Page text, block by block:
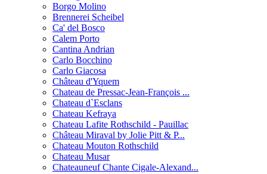
Borgo Molino
Brennerei Scheibel
Ca' del Bosco
Calem Porto
Cantina Andrian
Carlo Bocchino
Carlo Giacosa
Château d'Yquem
Chateau de Pressac-Jean-François ...
Chateau d`Esclans
Chateau Kefraya
Chateau Lafite Rothschild - Pauillac
Château Miraval by Jolie Pitt & P...
Chateau Mouton Rothschild
Chateau Musar
Chateauneuf Chante Cigale-Alexand...